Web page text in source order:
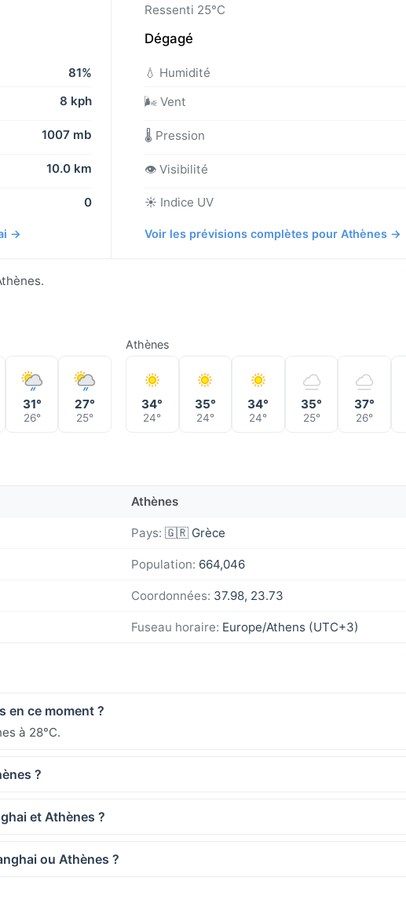
81%
8 kph
1007 mb
10.0 km
0
→
Ressenti 25°C
Dégagé
💧 Humidité
🌬️ Vent
🌡️ Pression
👁️ Visibilité
☀️ Indice UV
Voir les prévisions complètes pour Athènes →
31°
26°
27°
25°
Athènes
34°
24°
35°
24°
34°
24°
35°
25°
37°
26°
Athènes
Pays: 🇬🇷 Grèce
Population: 664,046
Coordonnées: 37.98, 23.73
Fuseau horaire: Europe/Athens (UTC+3)
en ce moment ?
à 28°C.
?
et Athènes ?
ou Athènes ?